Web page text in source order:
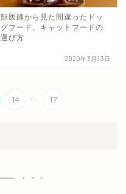
獣医師から見た間違ったドッ
グフード、キャットフードの
選び方
2020年3月13日
14 ... 17